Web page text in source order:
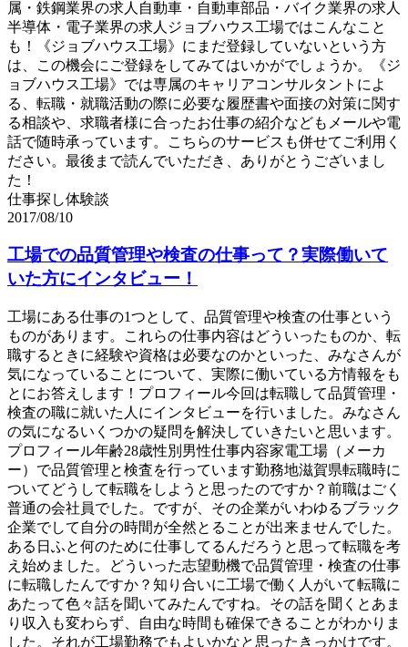
属・鉄鋼業界の求人自動車・自動車部品・バイク業界の求人
半導体・電子業界の求人ジョブハウス工場ではこんなこと
も！《ジョブハウス工場》にまだ登録していないという方
は、この機会にご登録をしてみてはいかがでしょうか。《ジ
ョブハウス工場》では専属のキャリアコンサルタントによ
る、転職・就職活動の際に必要な履歴書や面接の対策に関す
る相談や、求職者様に合ったお仕事の紹介などもメールや電
話で随時承っています。こちらのサービスも併せてご利用く
ださい。最後まで読んでいただき、ありがとうございまし
た！
仕事探し体験談
2017/08/10
工場での品質管理や検査の仕事って？実際働いて
いた方にインタビュー！
工場にある仕事の1つとして、品質管理や検査の仕事という
ものがあります。これらの仕事内容はどういったものか、転
職するときに経験や資格は必要なのかといった、みなさんが
気になっていることについて、実際に働いている方情報をも
とにお答えします！プロフィール今回は転職して品質管理・
検査の職に就いた人にインタビューを行いました。みなさん
の気になるいくつかの疑問を解決していきたいと思います。
プロフィール年齢28歳性別男性仕事内容家電工場（メーカ
ー）で品質管理と検査を行っています勤務地滋賀県転職時に
ついてどうして転職をしようと思ったのですか？前職はごく
普通の会社員でした。ですが、その企業がいわゆるブラック
企業でして自分の時間が全然とることが出来ませんでした。
ある日ふと何のために仕事してるんだろうと思って転職を考
え始めました。どういった志望動機で品質管理・検査の仕事
に転職したんですか？知り合いに工場で働く人がいて転職に
あたって色々話を聞いてみたんですね。その話を聞くとあま
り収入も変わらず、自由な時間も確保できることがわかりま
した。それが工場勤務でもよいかなと思ったきっかけです。